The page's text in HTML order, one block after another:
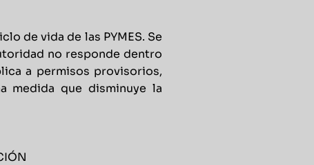
de vida de las PYMES. Se
no responde dentro
a permisos provisorios,
medida que disminuye la